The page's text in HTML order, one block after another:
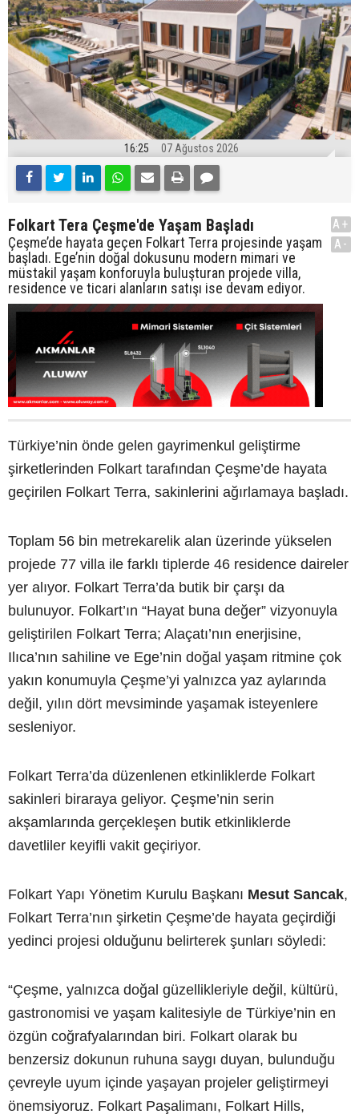
16:25 07 Ağustos 2026
Folkart Tera Çeşme'de Yaşam Başladı
Çeşme’de hayata geçen Folkart Terra projesinde yaşam
başladı. Ege’nin doğal dokusunu modern mimari ve
müstakil yaşam konforuyla buluşturan projede villa,
residence ve ticari alanların satışı ise devam ediyor.
A+
A-
Türkiye’nin önde gelen gayrimenkul geliştirme
şirketlerinden Folkart tarafından Çeşme’de hayata
geçirilen Folkart Terra, sakinlerini ağırlamaya başladı.
Toplam 56 bin metrekarelik alan üzerinde yükselen
projede 77 villa ile farklı tiplerde 46 residence daireler
yer alıyor. Folkart Terra’da butik bir çarşı da
bulunuyor. Folkart’ın “Hayat buna değer” vizyonuyla
geliştirilen Folkart Terra; Alaçatı’nın enerjisine,
Ilıca’nın sahiline ve Ege’nin doğal yaşam ritmine çok
yakın konumuyla Çeşme’yi yalnızca yaz aylarında
değil, yılın dört mevsiminde yaşamak isteyenlere
sesleniyor.
Folkart Terra’da düzenlenen etkinliklerde Folkart
sakinleri biraraya geliyor. Çeşme’nin serin
akşamlarında gerçekleşen butik etkinliklerde
davetliler keyifli vakit geçiriyor.
Folkart Yapı Yönetim Kurulu Başkanı Mesut Sancak,
Folkart Terra’nın şirketin Çeşme’de hayata geçirdiği
yedinci projesi olduğunu belirterek şunları söyledi:
“Çeşme, yalnızca doğal güzellikleriyle değil, kültürü,
gastronomisi ve yaşam kalitesiyle de Türkiye’nin en
özgün coğrafyalarından biri. Folkart olarak bu
benzersiz dokunun ruhuna saygı duyan, bulunduğu
çevreyle uyum içinde yaşayan projeler geliştirmeyi
önemsiyoruz. Folkart Paşalimanı, Folkart Hills,